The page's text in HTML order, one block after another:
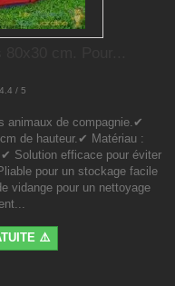
4.4 / 5
animaux de compagnie.✔
de hauteur.✔ Matériau :
Solution efficace pour éviter
pour un stockage facile
vidange pour un nettoyage
⚠️